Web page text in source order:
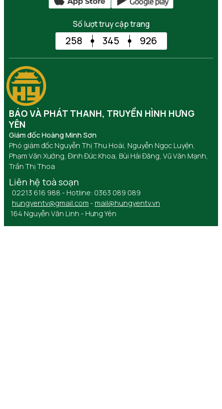
Số lượt truy cập trang
258 345 926
BÁO VÀ PHÁT THANH, TRUYỀN HÌNH HƯNG
YÊN
Giám đốc Hoàng Minh Sơn
Phó giám đốc Nguyễn Thị Thu Hoài, Nguyễn Ngọc Luyện,
Phạm Văn Xướng, Đinh Đức Khoa, Bùi Hải Đăng, Vũ Văn Mạnh,
Trần Thị Thoa
Liên hệ toà soạn
02213 616 988 - Hotline: 0363 089 089
hungyentv@gmail.com - mail@hungyentv.vn
164 Nguyễn Văn Linh - Hưng Yên